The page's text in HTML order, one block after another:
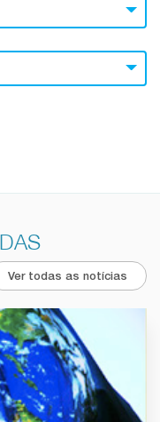
Ver todas as notícias